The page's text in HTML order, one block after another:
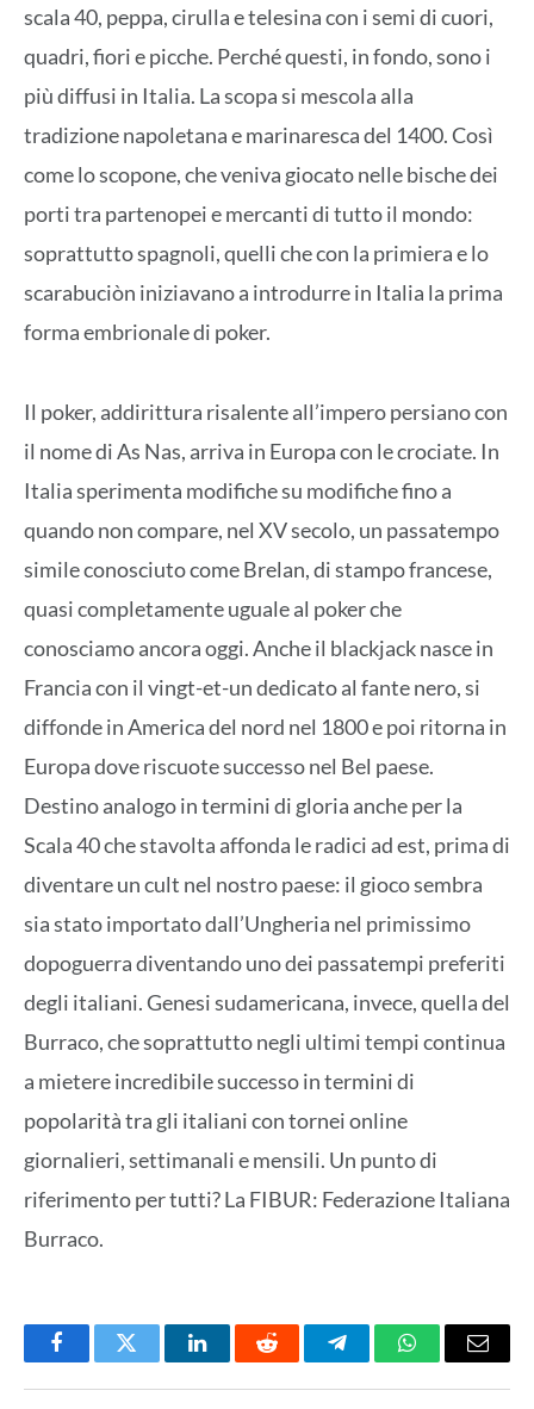
scala 40, peppa, cirulla e telesina con i semi di cuori,
quadri, fiori e picche. Perché questi, in fondo, sono i
più diffusi in Italia. La scopa si mescola alla
tradizione napoletana e marinaresca del 1400. Così
come lo scopone, che veniva giocato nelle bische dei
porti tra partenopei e mercanti di tutto il mondo:
soprattutto spagnoli, quelli che con la primiera e lo
scarabuciòn iniziavano a introdurre in Italia la prima
forma embrionale di poker.
Il poker, addirittura risalente all’impero persiano con
il nome di As Nas, arriva in Europa con le crociate. In
Italia sperimenta modifiche su modifiche fino a
quando non compare, nel XV secolo, un passatempo
simile conosciuto come Brelan, di stampo francese,
quasi completamente uguale al poker che
conosciamo ancora oggi. Anche il blackjack nasce in
Francia con il vingt-et-un dedicato al fante nero, si
diffonde in America del nord nel 1800 e poi ritorna in
Europa dove riscuote successo nel Bel paese.
Destino analogo in termini di gloria anche per la
Scala 40 che stavolta affonda le radici ad est, prima di
diventare un cult nel nostro paese: il gioco sembra
sia stato importato dall’Ungheria nel primissimo
dopoguerra diventando uno dei passatempi preferiti
degli italiani. Genesi sudamericana, invece, quella del
Burraco, che soprattutto negli ultimi tempi continua
a mietere incredibile successo in termini di
popolarità tra gli italiani con tornei online
giornalieri, settimanali e mensili. Un punto di
riferimento per tutti? La FIBUR: Federazione Italiana
Burraco.
FacebookTwitter LinkedInReddit TelegramWhatsAppEmail